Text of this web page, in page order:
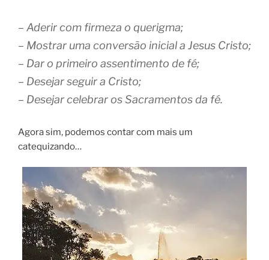
– Aderir com firmeza o querigma;
– Mostrar uma conversão inicial a Jesus Cristo;
– Dar o primeiro assentimento de fé;
– Desejar seguir a Cristo;
– Desejar celebrar os Sacramentos da fé.
Agora sim, podemos contar com mais um
catequizando…